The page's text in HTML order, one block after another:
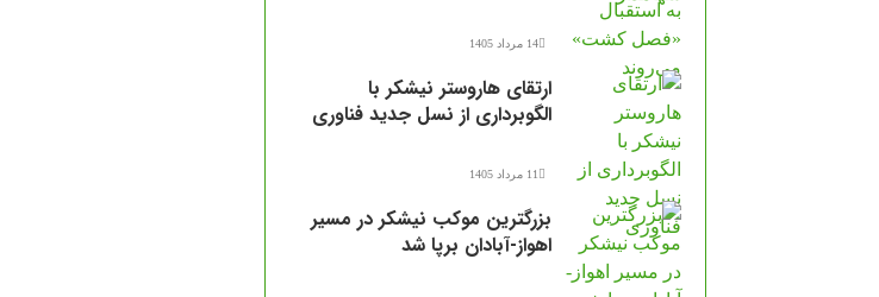
14 مرداد 1405
ارتقای هاروستر نیشکر با
الگوبرداری از نسل جدید فناوری
11 مرداد 1405
بزرگترین موکب نیشکر در مسیر
اهواز-آبادان برپا شد